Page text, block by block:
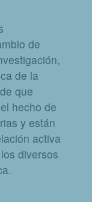
de
de la
que
hecho de
y están
activa
diversos